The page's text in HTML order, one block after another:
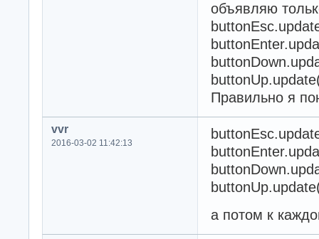
объявляю
Правильно я
vvr
2016-03-02 11:42:13
а потом к